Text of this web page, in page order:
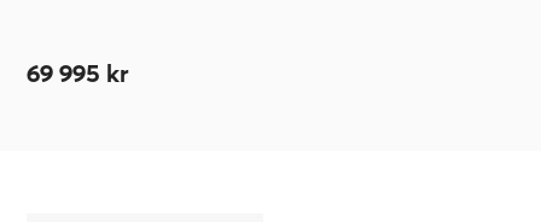
69 995 kr